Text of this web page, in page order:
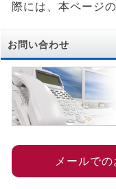
際には、本ページ
お問い合わせ
メールで